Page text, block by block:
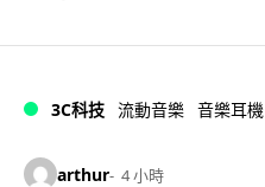
3C科技 流動音樂 音樂耳機
arthur 4 小時